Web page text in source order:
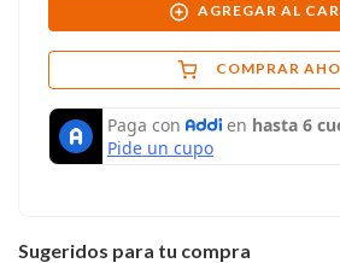
AGREGAR AL
COMPRAR
Sugeridos para tu compra